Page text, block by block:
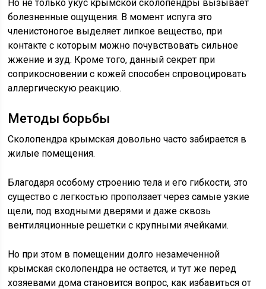
Но не только укус крымской сколопендры вызывает
болезненные ощущения. В момент испуга это
членистоногое выделяет липкое вещество, при
контакте с которым можно почувствовать сильное
жжение и зуд. Кроме того, данный секрет при
соприкосновении с кожей способен спровоцировать
аллергическую реакцию.
Методы борьбы
Сколопендра крымская довольно часто забирается в
жилые помещения.
Благодаря особому строению тела и его гибкости, это
существо с легкостью проползает через самые узкие
щели, под входными дверями и даже сквозь
вентиляционные решетки с крупными ячейками.
Но при этом в помещении долго незамеченной
крымская сколопендра не остается, и тут же перед
хозяевами дома становится вопрос, как избавиться от